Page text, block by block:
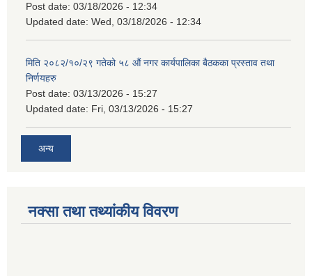
Post date: 03/18/2026 - 12:34
Updated date: Wed, 03/18/2026 - 12:34
मिति २०८२/१०/२९ गतेको ५८ औं नगर कार्यपालिका बैठकका प्रस्ताव तथा
निर्णयहरु
Post date: 03/13/2026 - 15:27
Updated date: Fri, 03/13/2026 - 15:27
अन्य
नक्सा तथा तथ्यांकीय विवरण